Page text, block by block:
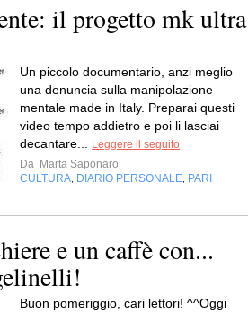
il progetto mk ultra
Un piccolo documentario, anzi meglio
una denuncia sulla manipolazione
mentale made in Italy. Preparai questi
video tempo addietro e poi li lasciai
decantare...
Leggere il seguito
Da Marta Saponaro
CULTURA DIARIO PERSONALE PARI
e un caffè con...
Buon pomeriggio, cari lettori! ^^Oggi